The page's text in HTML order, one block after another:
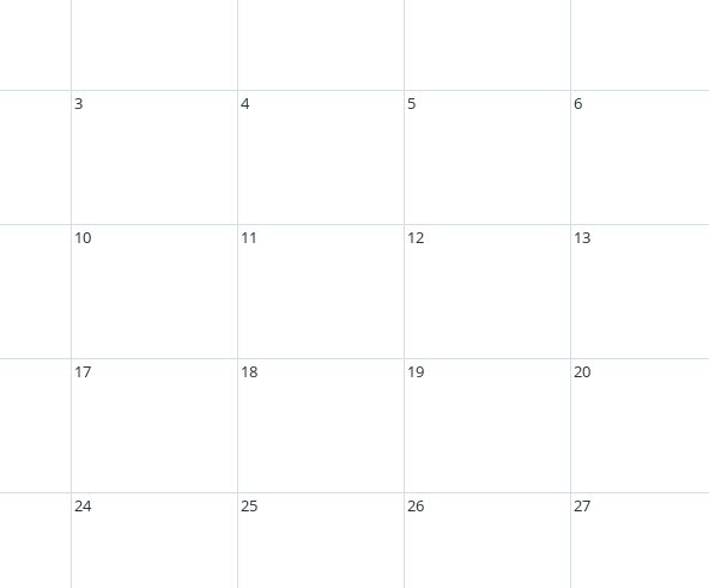
3 4 5 6
10 11 12 13
17 18 19 20
24 25 26 27